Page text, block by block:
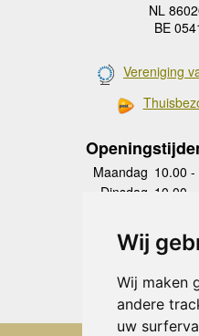
Wij
Wij maken
andere
uw
NL
BE
Vereniging
Maandag 10.00
Dinsdag 10.00
Donderdag
10.00
Vrijdag 10.00